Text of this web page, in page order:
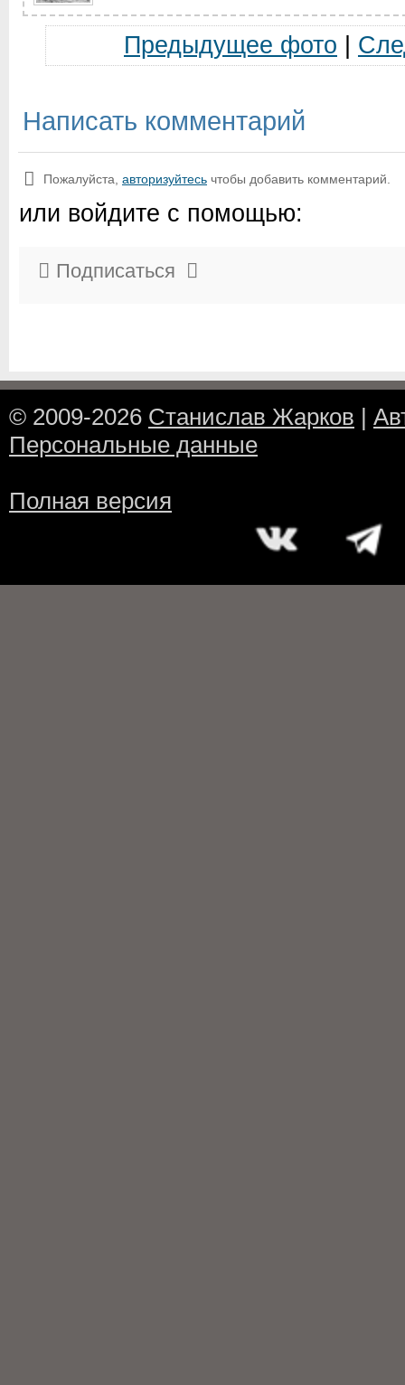
Предыдущее фото
Написать комментарий
Пожалуйста, авторизуйтесь чтобы добавить комментарий.
или войдите с помощью:
Подписаться
© 2009-2026 Станислав Жарков |
Персональные данные
Полная версия